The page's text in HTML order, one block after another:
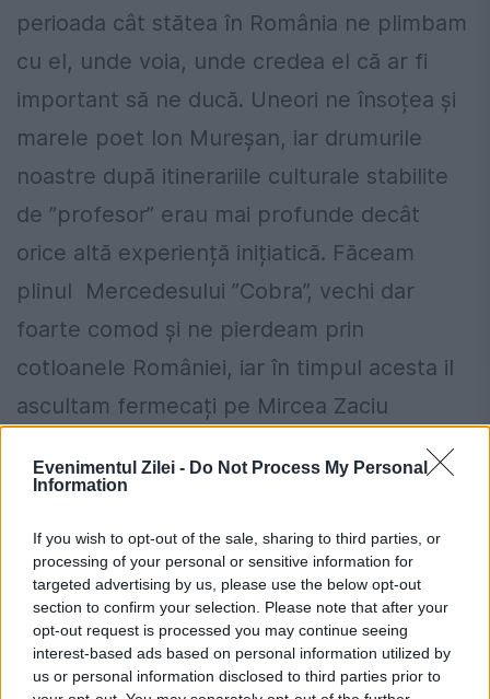
Evenimentul Zilei - Do Not Process My Personal
Information
If you wish to opt-out of the sale, sharing to third parties, or
processing of your personal or sensitive information for
targeted advertising by us, please use the below opt-out
section to confirm your selection. Please note that after your
opt-out request is processed you may continue seeing
interest-based ads based on personal information utilized by
us or personal information disclosed to third parties prior to
perioada cât stătea în România ne plimbam
cu el, unde voia, unde credea el că ar fi
important să ne ducă. Uneori ne însoțea și
marele poet Ion Mureșan, iar drumurile
noastre după itinerariile culturale stabilite
de ”profesor” erau mai profunde decât
orice altă experiență inițiatică. Făceam
plinul Mercedesului ”Cobra”, vechi dar
foarte comod și ne pierdeam prin
cotloanele României, iar în timpul acesta il
ascultam fermecați pe Mircea Zaciu
povestind câte în Lună și Soare, căci uriașa
lui cultură îi permitea orice exercițiu
Ne-a povestit despre ce s-a întâmplat cu
fosta elită maghiară (fiind orădean știa
perfect ungurește) și despre elitele politice
maghiare de atunci, și despre cele de azi,